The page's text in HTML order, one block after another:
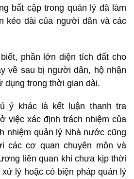
bất cập trong quản lý đã làm
kéo dài của người dân và các
phần lớn diện tích đất cho
về sau bị người dân, hộ nhận
dụng trong thời gian dài.
ý khác là kết luận thanh tra
việc xác định trách nhiệm của
nhiệm quản lý Nhà nước cũng
các cơ quan chuyên môn và
liên quan khi chưa kịp thời
lý hoặc có biện pháp quản lý